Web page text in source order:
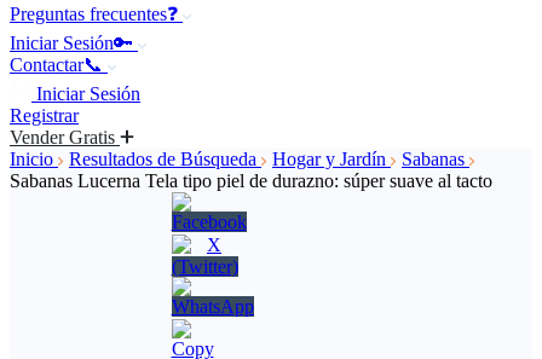
Preguntas frecuentes❓
Iniciar Sesión🔑
Contactar📞
Iniciar Sesión
Registrar
Vender Gratis
Inicio
Resultados de Búsqueda Hogar y Jardín
Sabanas
Sabanas Lucerna Tela tipo piel de durazno: súper suave al tacto